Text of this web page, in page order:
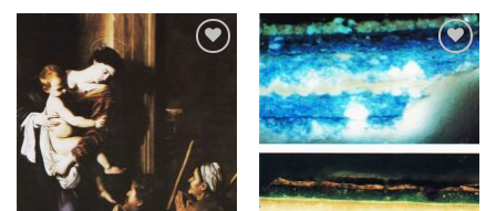
Aggiungi
dei
desideri
Aggiungi
alla lista
dei
desideri